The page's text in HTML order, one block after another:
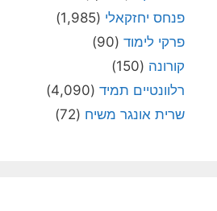
פנחס יחזקאלי (1,985)
פרקי לימוד (90)
קורונה (150)
רלוונטיים תמיד (4,090)
שרית אונגר משיח (72)